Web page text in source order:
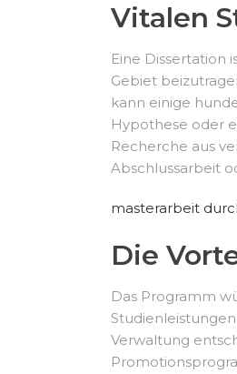
Vitalen
Eine Dissertation
Gebiet
kann einige
Hypothese oder
Recherche aus
Abschlussarbeit
masterarbeit
Die
Das Programm
Verwaltung